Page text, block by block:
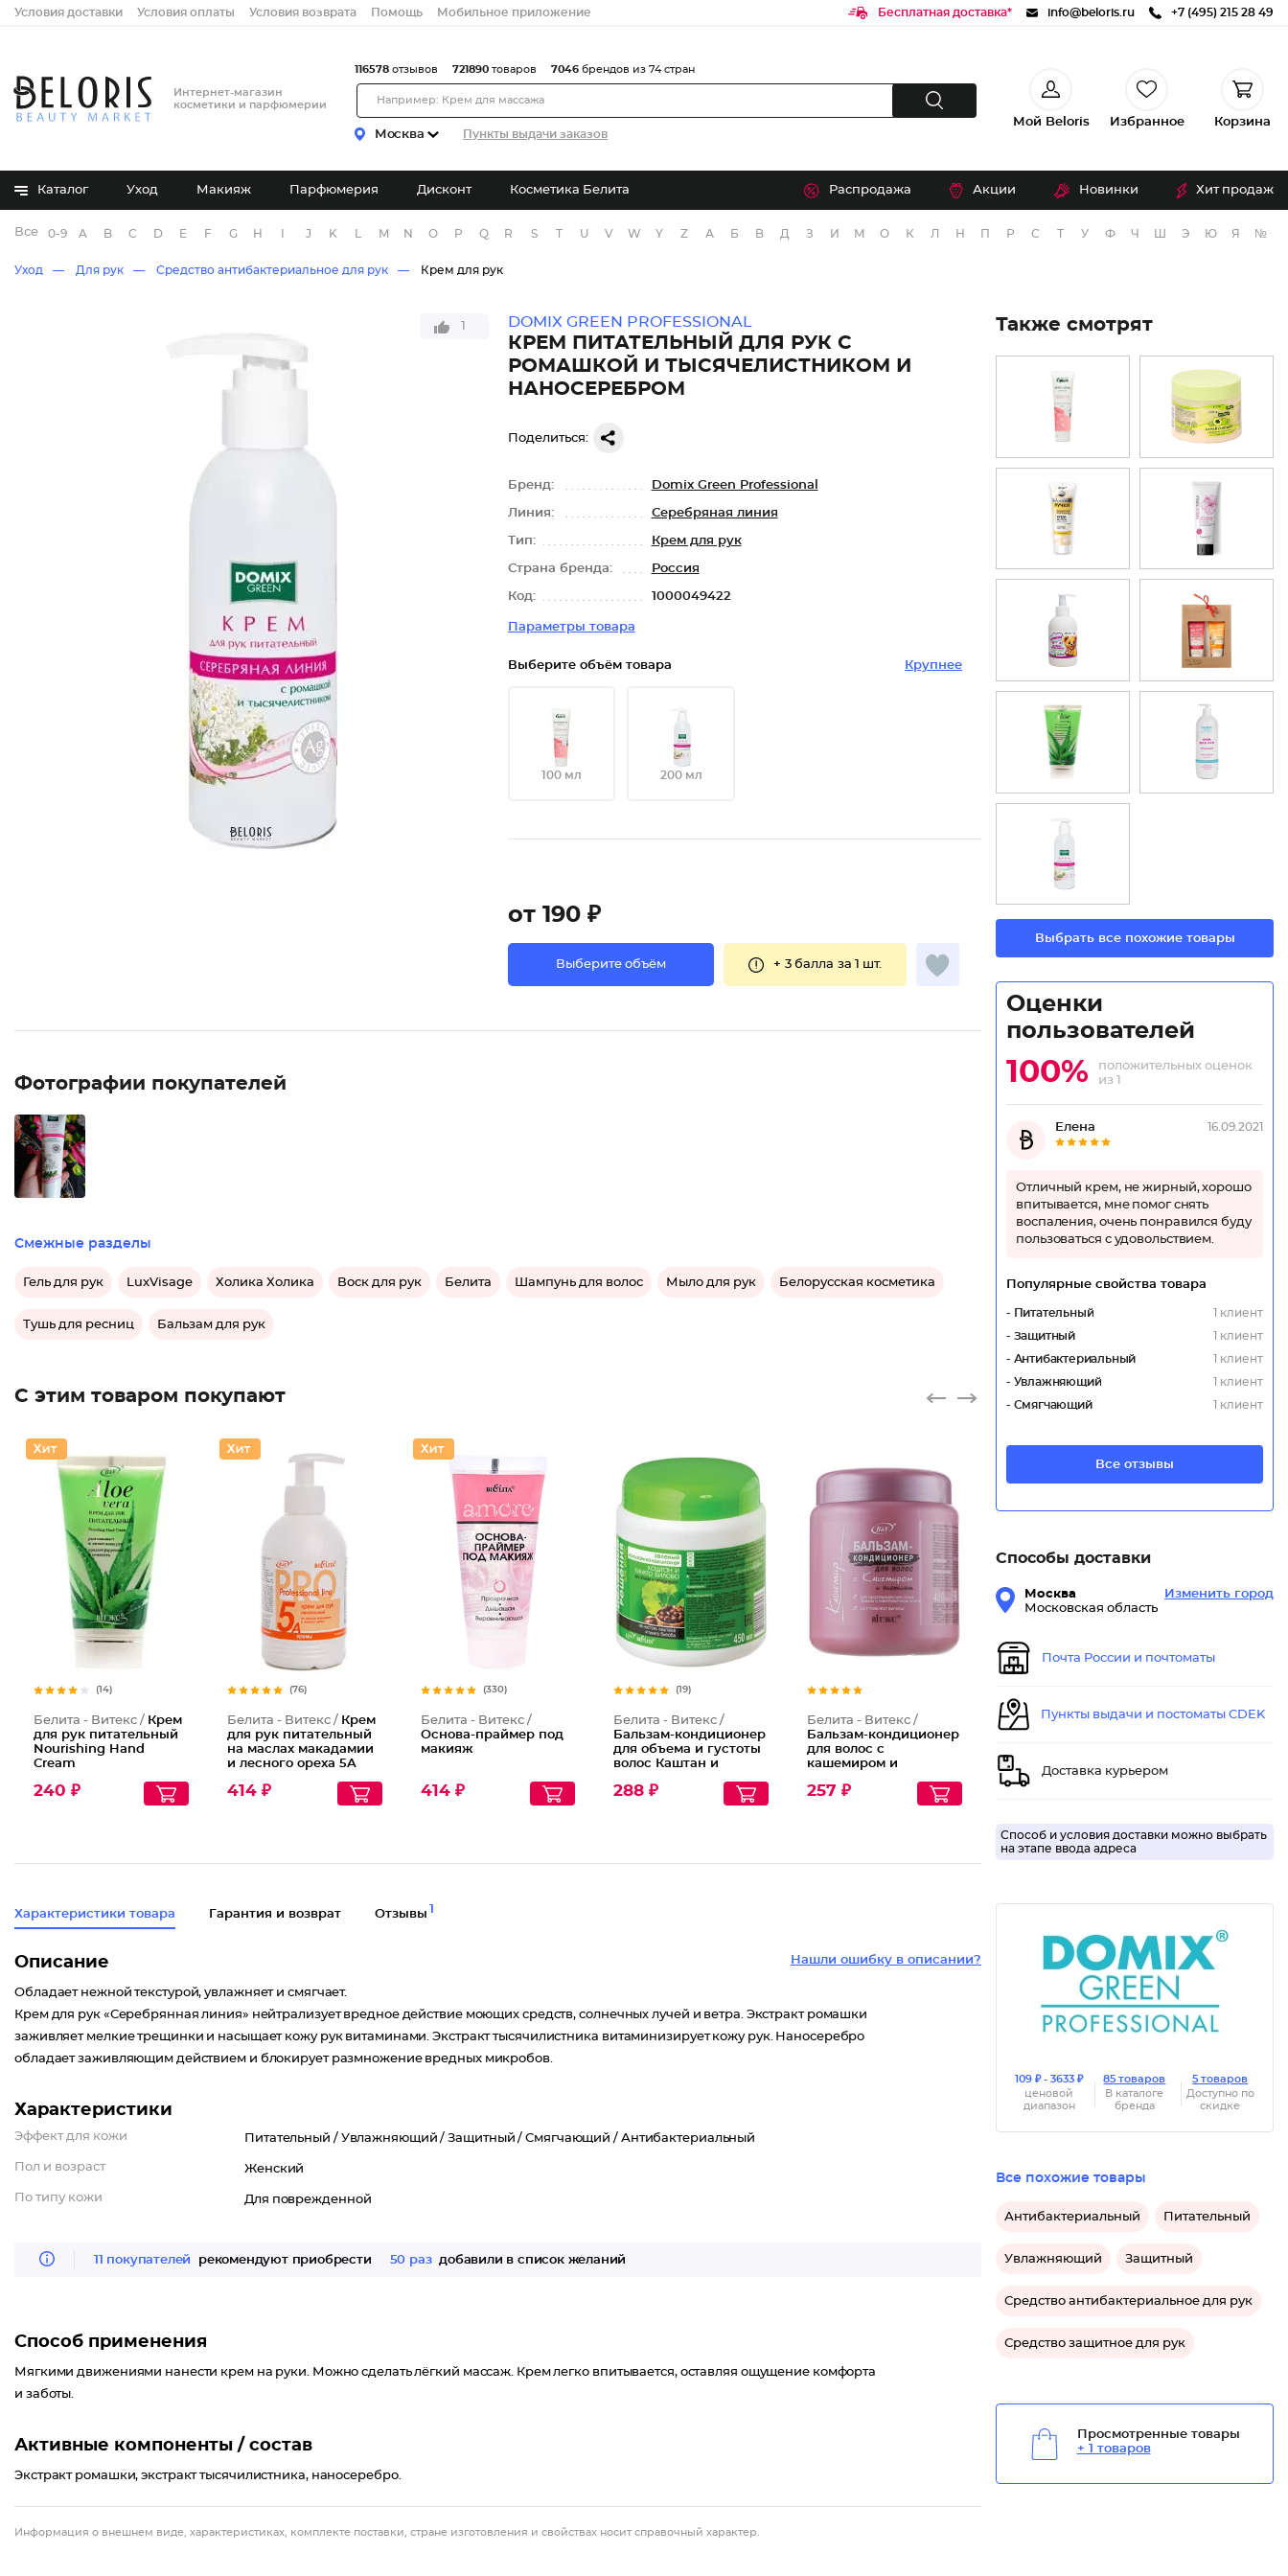
Условия доставки Условия оплаты Условия возврата Помощь Мобильное приложение Бесплатная доставка* info@beloris.ru +7 (495) 215 28 49
Интернет-магазин
косметики и парфюмерии
Москва Пункты выдачи заказов
116578 отзывов 721890 товаров 7046 брендов из 74 стран
Мой Beloris Избранное Корзина
Каталог Уход Макияж Парфюмерия Дисконт Косметика Белита Распродажа Акции Новинки Хит продаж
Все бренды
0-9 A B C D E F G H J K M N O P Q R S T U V W Y Z А Б В Д З И М О К Л Н П Р С Т У Ф Ч Э Ю Я №
Уход Для рук Средство антибактериальное для рук Крем для рук
1 DOMIX GREEN PROFESSIONAL
КРЕМ ПИТАТЕЛЬНЫЙ ДЛЯ РУК С
РОМАШКОЙ И ТЫСЯЧЕЛИСТНИКОМ И
НАНОСЕРЕБРОМ
Поделиться:
Бренд: Domix Green Professional
Линия: Серебряная линия
Тип: Крем для рук
Страна бренда: Россия
Код: 1000049422
Параметры товара
Выберите объём товара Крупнее
100 мл 200 мл
от 190 ₽
Выберите объём + 3 балла за 1 шт.
Фотографии покупателей
Смежные разделы
Гель для рук LuxVisage Холика Холика Воск для рук Белита Шампунь для волос Мыло для рук Белорусская косметика
Тушь для ресниц Бальзам для рук
С этим товаром покупают
(14)
Белита - Витекс / Крем
для рук питательный
Nourishing Hand
Cream
240 ₽
(76)
Белита - Витекс / Крем
для рук питательный
на маслах макадамии
и лесного ореха 5A
414 ₽
(330)
Белита - Витекс /
Основа-праймер под
макияж
414 ₽
(19)
Белита - Витекс /
Бальзам-кондиционер
для объема и густоты
волос Каштан и
288 ₽
Бальзам
Белита - Витекс /
Бальзам-кондиционер
для волос с
кашемиром и
257 ₽
Характеристики товара Гарантия и возврат Отзывы 1
Нашли ошибку в описании?
Описание
Обладает нежной текстурой, увлажняет и смягчает.
Крем для рук «Серебрянная линия» нейтрализует вредное действие моющих средств, солнечных лучей и ветра. Экстракт ромашки
заживляет мелкие трещинки и насыщает кожу рук витаминами. Экстракт тысячилистника витаминизирует кожу рук. Наносеребро
обладает заживляющим действием и блокирует размножение вредных микробов.
Характеристики
Эффект для кожи Питательный / Увлажняющий /Защитный /Смягчающий / Антибактериальный
Пол и возраст Женский
По типу кожи Для поврежденной
11 покупателей рекомендуют приобрести 50 раз добавили в список желаний
Способ применения
Мягкими движениями нанести крем на руки. Можно сделать лёгкий массаж. Крем легко впитывается, оставляя ощущение комфорта
и заботы.
Активные компоненты / состав
Экстракт ромашки, экстракт тысячилистника, наносеребро.
Информация о внешнем виде, характеристиках, комплекте поставки, стране изготовления и свойствах носит справочный характер.
Также смотрят
Выбрать все похожие товары
Оценки
пользователей
100%
положительных оценок
из 1
Елена 16.09.2021
Отличный крем, не жирный, хорошо
впитывается, мне помог снять
воспаления, очень понравился буду
пользоваться с удовольствием.
Популярные свойства товара
- Питательный
1 клиент
- Защитный
1 клиент
- Антибактериальный
1 клиент
- Увлажняющий
1 клиент
- Смягчающий
1 клиент
Все отзывы
Способы доставки
Москва
Московская область
Изменить город
Почта России и почтоматы
Пункты выдачи и постоматы CDEK
Доставка курьером
Способ и условия доставки можно выбрать
на этапе ввода адреса
109 ₽ - 3633 ₽
ценовой
диапазон
85 товаров
В каталоге
бренда
5 товаров
Доступно по
скидке
Все похожие товары
Антибактериальный Питательный
Увлажняющий Защитный
Средство антибактериальное для рук
Средство защитное для рук
Просмотренные товары
+ 1 товаров